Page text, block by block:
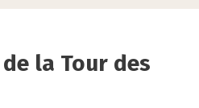
la Tour des